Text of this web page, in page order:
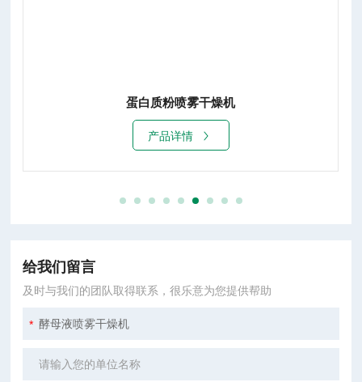
LPG系列高速离心喷雾干燥机
产品详情
给我们留言
及时与我们的团队取得联系，很乐意为您提供帮助